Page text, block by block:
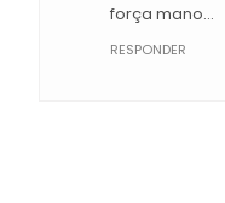
força mano...
RESPONDER